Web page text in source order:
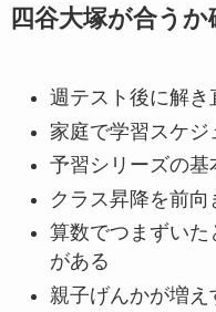
四谷大塚が合う
週テスト後に解き
家庭で学習スケ
予習シリーズの基
クラス昇降を前
算数でつまずい
がある
親子げんかが増え